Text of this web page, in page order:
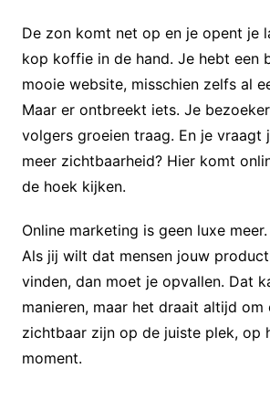
De zon komt net op en je opent je
kop koffie in de hand. Je hebt een
mooie website, misschien zelfs al
Maar er ontbreekt iets. Je
volgers groeien traag. En je vraagt
meer zichtbaarheid? Hier komt
de hoek kijken.
Online marketing is geen luxe
Als jij wilt dat mensen jouw
vinden, dan moet je opvallen. Dat
manieren, maar het draait altijd om
zichtbaar zijn op de juiste plek, op
moment.